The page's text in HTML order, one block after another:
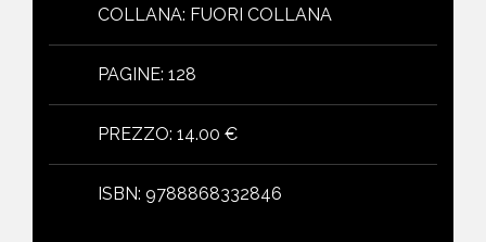
COLLANA: FUORI COLLANA
PAGINE: 128
PREZZO: 14.00 €
ISBN: 9788868332846